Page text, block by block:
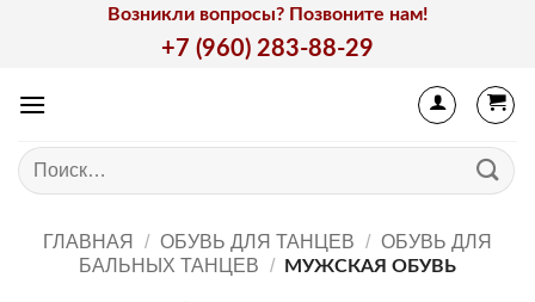
Возникли вопросы? Позвоните нам!
+7 (960) 283-88-29
Искать:
ГЛАВНАЯ / ОБУВЬ ДЛЯ ТАНЦЕВ / ОБУВЬ ДЛЯ
БАЛЬНЫХ ТАНЦЕВ / МУЖСКАЯ ОБУВЬ